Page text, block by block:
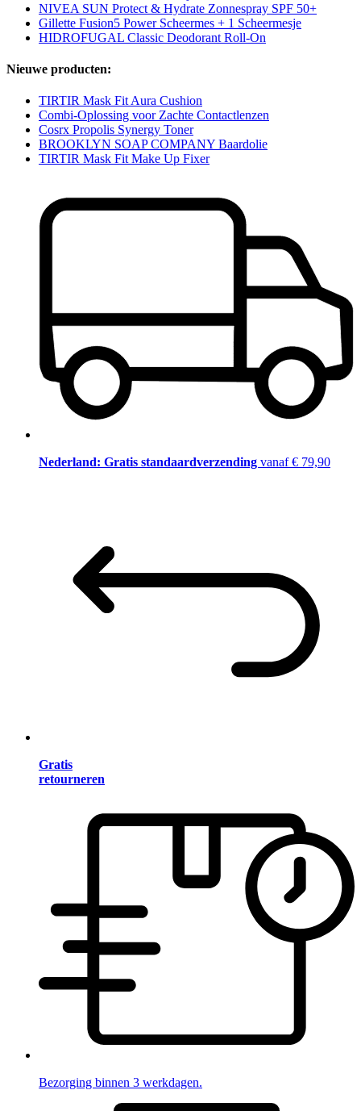
NIVEA SUN Protect & Hydrate Zonnespray SPF 50+
Gillette Fusion5 Power Scheermes + 1 Scheermesje
HIDROFUGAL Classic Deodorant Roll-On
Nieuwe producten:
TIRTIR Mask Fit Aura Cushion
Combi-Oplossing voor Zachte Contactlenzen
Cosrx Propolis Synergy Toner
BROOKLYN SOAP COMPANY Baardolie
TIRTIR Mask Fit Make Up Fixer
Nederland: Gratis standaardverzending vanaf € 79,90
Gratis
retourneren
Bezorging binnen 3 werkdagen.